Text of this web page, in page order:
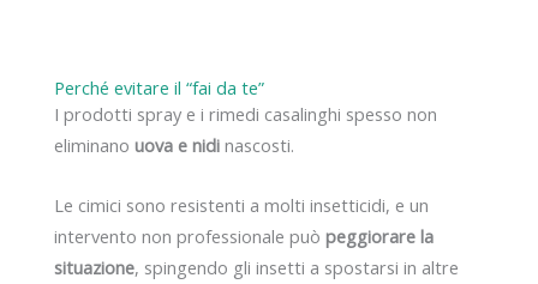
Perché evitare il “fai da te”
I prodotti spray e i rimedi casalinghi spesso non
eliminano uova e nidi nascosti.
Le cimici sono resistenti a molti insetticidi, e un
intervento non professionale può peggiorare la
situazione, spingendo gli insetti a spostarsi in altre